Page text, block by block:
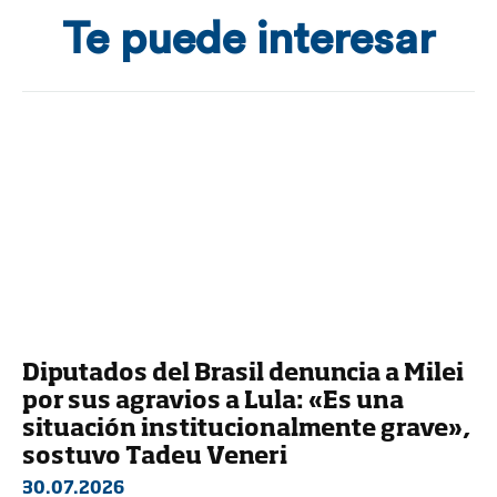
Te puede interesar
Diputados del Brasil denuncia a Milei
por sus agravios a Lula: «Es una
situación institucionalmente grave»,
sostuvo Tadeu Veneri
30.07.2026